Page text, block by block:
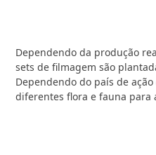
Dependendo da produção
sets de filmagem são
Dependendo do país de
diferentes flora e fauna para